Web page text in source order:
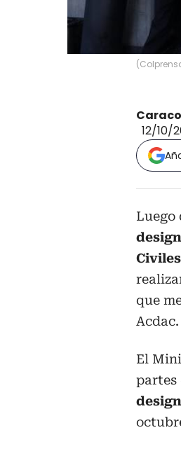
(
12/10/
Luego
que
Acdac.
El
partes